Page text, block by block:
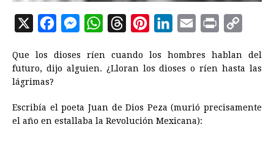
X
c
o
M
s
n
W
a
r
d
n
n
d
a
i
p
Que los dioses ríen cuando los hombres hablan del
futuro, dijo alguien. ¿Lloran los dioses o ríen hasta las
lágrimas?
Escribía el poeta Juan de Dios Peza (murió precisamente
el año en estallaba la Revolución Mexicana):